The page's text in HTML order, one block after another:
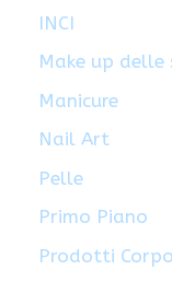
INCI
Make up delle
Manicure
Nail Art
Pelle
Primo Piano
Prodotti Corpo